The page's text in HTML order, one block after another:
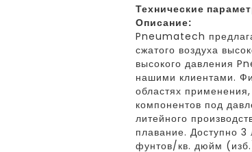
Технические
Описание:
Pneumatech
сжатого воздуха
высокого давления
нашими клиентами.
областях
компонентов под
литейного
плавание. Доступно
фунтов/кв. дюйм